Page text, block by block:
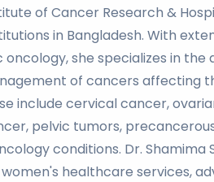
of Cancer Research &
in Bangladesh. With
she specializes in
of cancers affecting
include cervical cancer,
pelvic tumors,
conditions. Dr. Shamima
healthcare services,